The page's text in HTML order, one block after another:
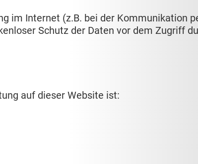
im Internet (z.B. bei der Kommunikation
Schutz der Daten vor dem Zugriff
auf dieser Website ist: